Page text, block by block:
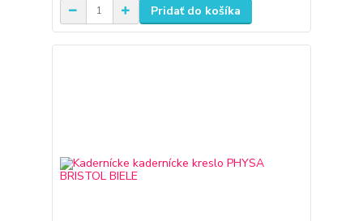
Pridať do košíka